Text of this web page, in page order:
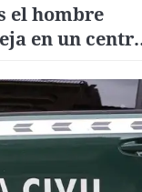
el hombre
en un